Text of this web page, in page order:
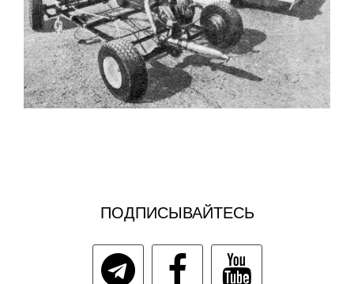
ПОДПИСЫВАЙТЕСЬ